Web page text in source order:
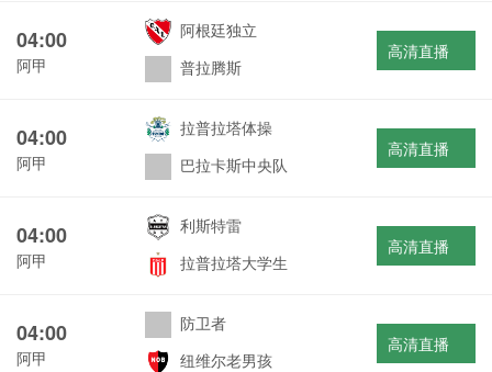
04:00
阿甲
阿根廷独立
普拉腾斯
高清直播
04:00
阿甲
拉普拉塔体操
巴拉卡斯中央队
高清直播
04:00
阿甲
利斯特雷
拉普拉塔大学生
高清直播
04:00
阿甲
防卫者
纽维尔老男孩
高清直播